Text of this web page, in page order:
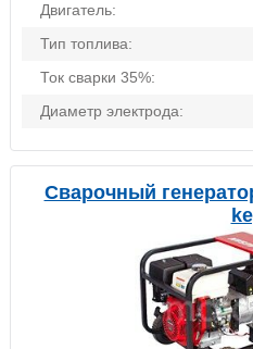
Двигатель:
Тип топлива:
Ток сварки 35%:
Диаметр электрода:
Сварочный